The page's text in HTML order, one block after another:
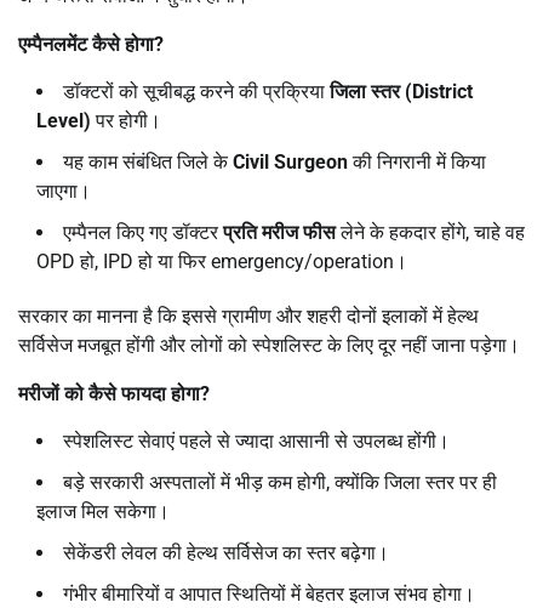
एम्पैनलमेंट कैसे होगा?
डॉक्टरों को सूचीबद्ध करने की प्रक्रियाजिला स्तर (District
Level) पर होगी।
यह काम संबंधित जिले केCivil Surgeonकी निगरानी में किया
जाएगा।
एम्पैनल किए गए डॉक्टरप्रति मरीज फीसलेने के हकदार होंगे, चाहे वह
OPD हो, IPD हो या फिर emergency/operation।
सरकार का मानना है कि इससे ग्रामीण और शहरी दोनों इलाकों में हेल्थ
सर्विसेज मजबूत होंगी और लोगों को स्पेशलिस्ट के लिए दूर नहीं जाना पड़ेगा।
मरीजों को कैसे फायदा होगा?
स्पेशलिस्ट सेवाएं पहले से ज्यादा आसानी से उपलब्ध होंगी।
बड़े सरकारी अस्पतालों में भीड़ कम होगी, क्योंकि जिला स्तर पर ही
इलाज मिल सकेगा।
सेकेंडरी लेवल की हेल्थ सर्विसेज का स्तर बढ़ेगा।
गंभीर बीमारियों व आपात स्थितियों में बेहतर इलाज संभव होगा।